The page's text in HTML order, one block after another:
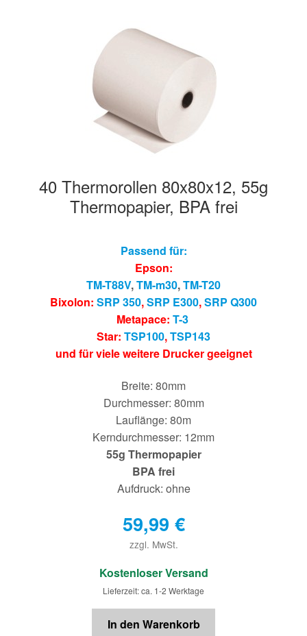
40 Thermorollen 80x80x12, 55g
Thermopapier, BPA frei
Passend für:
Epson:
TM-T88V,TM-m30,TM-T20
Bixolon: SRP 350,SRP E300,SRP Q300
Metapace: T-3
Star: TSP100,TSP143
und für viele weitere Drucker geeignet
Breite: 80mm
Durchmesser: 80mm
Lauflänge: 80m
Kerndurchmesser: 12mm
55g Thermopapier
BPA frei
Aufdruck: ohne
59,99 €
zzgl. MwSt.
€
Kostenloser Versand
Lieferzeit: ca. 1-2 Werktage
In den Warenkorb